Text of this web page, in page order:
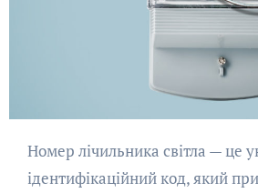
Номер лічильника світла — це унікальний
ідентифікаційний код, який